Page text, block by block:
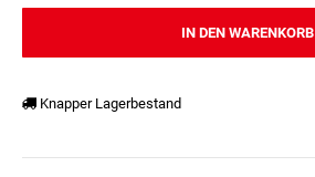
IN DEN WARENKORB
Knapper Lagerbestand